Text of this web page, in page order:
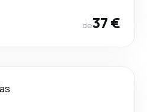
de37 €